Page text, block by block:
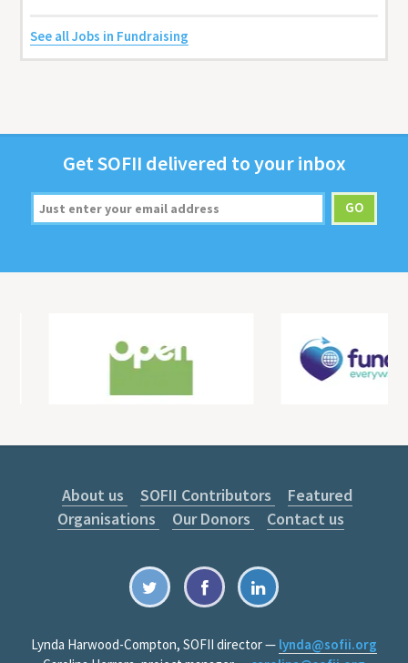
See all Jobs in Fundraising
GetSOFII deliv­ered to your inbox
About us SOFII Contributors
Featured
Organisations
Our Donors Contact us
Lynda Harwood-Compton, SOFII director — lynda@sofii.org